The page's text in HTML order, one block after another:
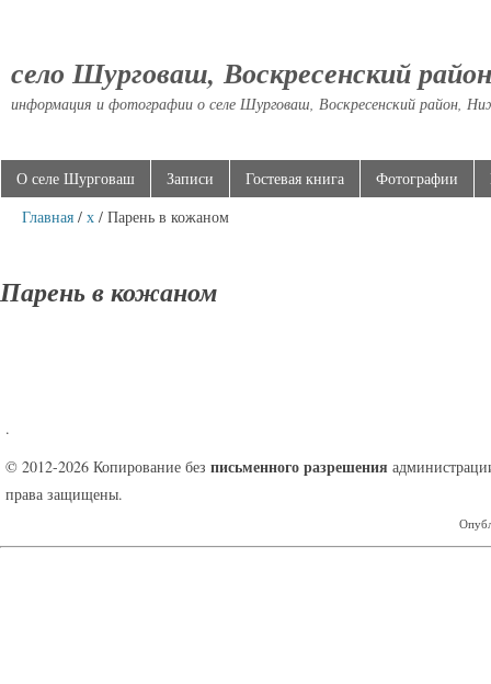
село Шурговаш, Воскресенский район
информация и фотографии о селе Шурговаш, Воскресенский район,
О селе Шурговаш Записи Гостевая книга Фотографии
Главная / х / Парень в кожаном
Парень в кожаном
.
© 2012-2026 Копирование без письменного разрешения
права защищены.